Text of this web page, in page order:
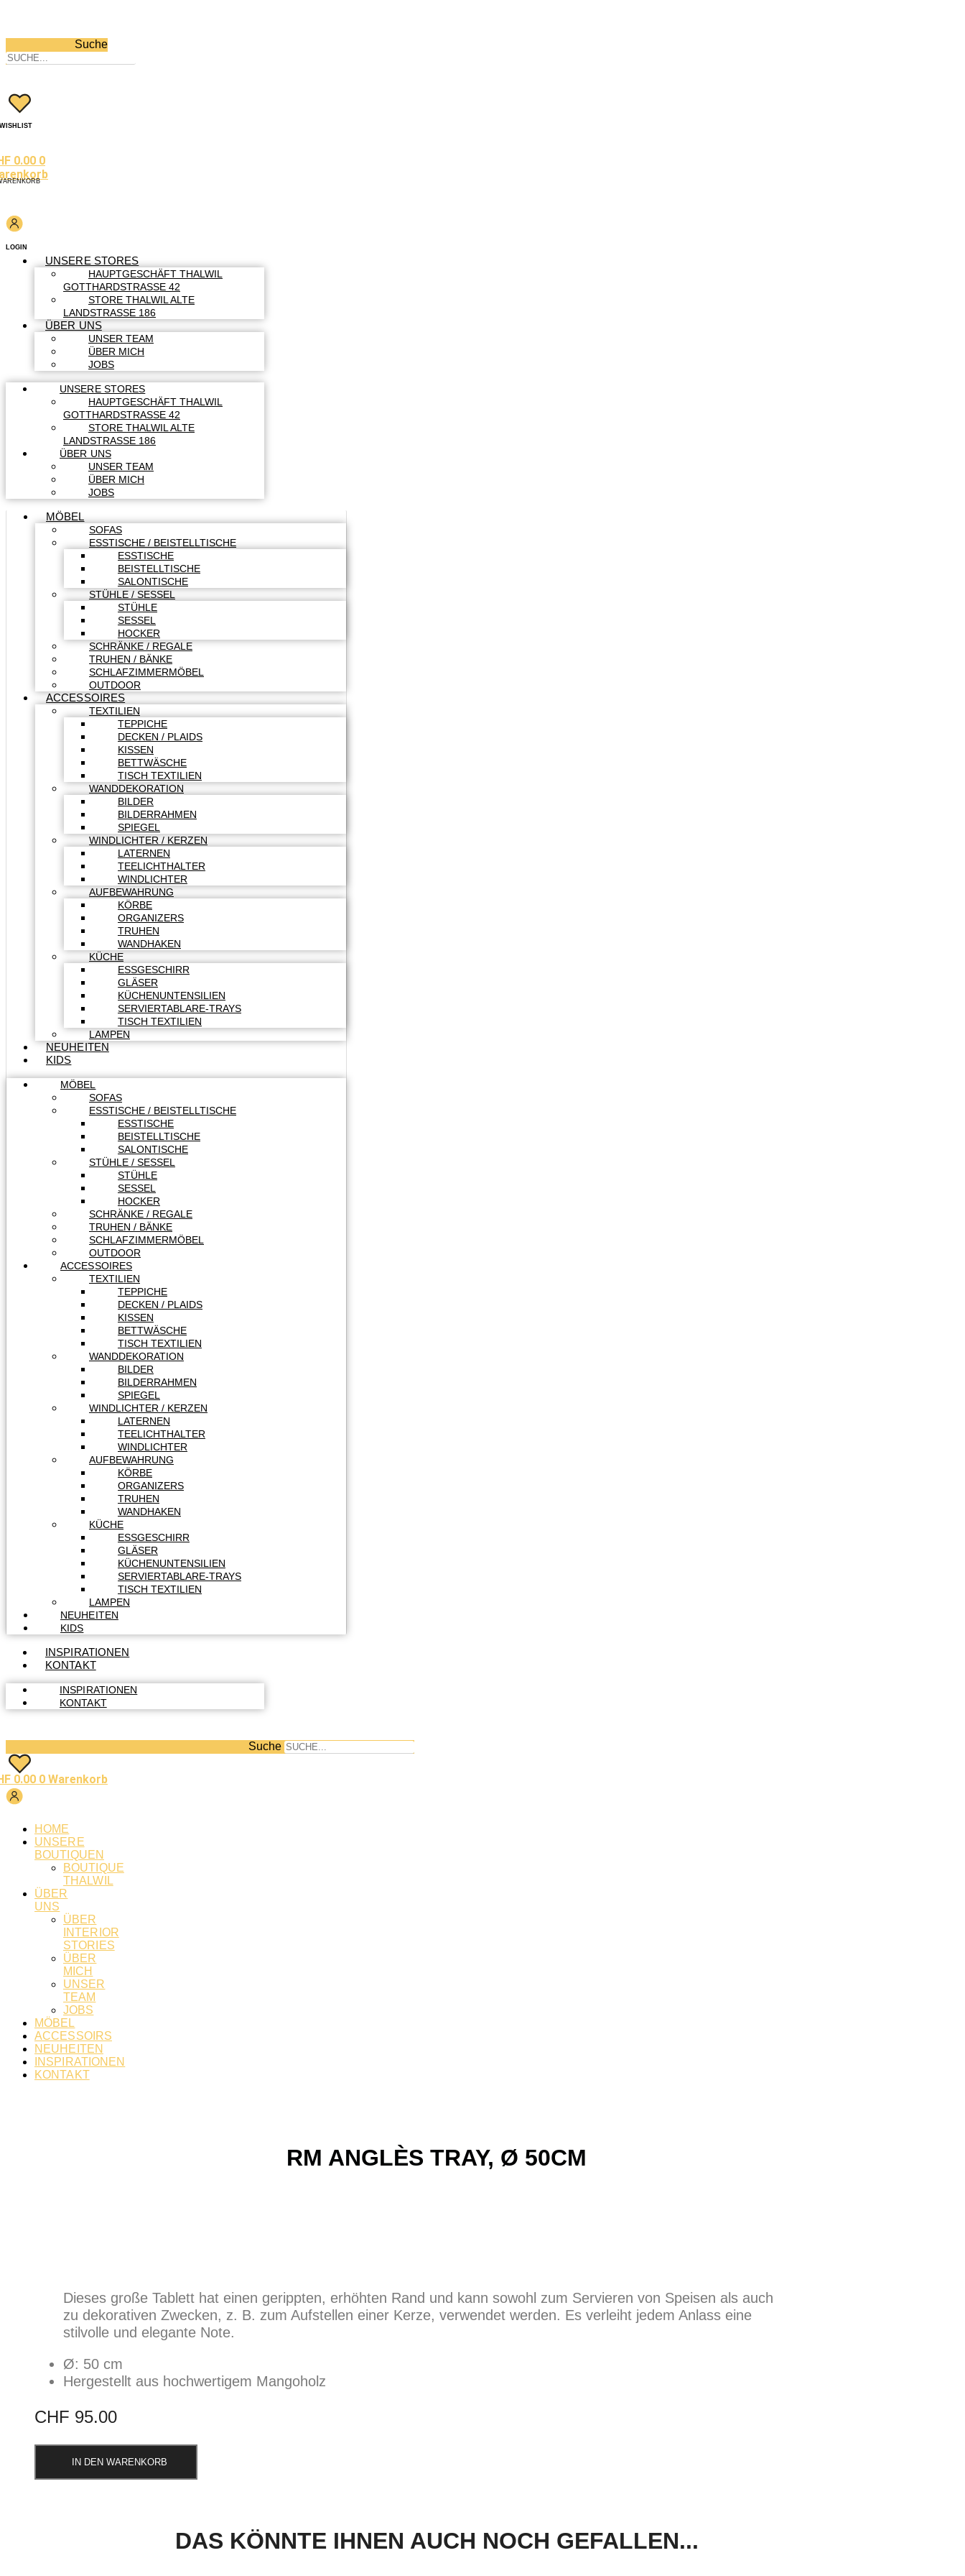
Suche
WISHLIST
0.00 0
LOGIN
UNSERE STORES
HAUPTGESCHÄFT THALWIL
GOTTHARDSTRASSE 42
STORE THALWIL ALTE
LANDSTRASSE 186
ÜBER UNS
UNSER TEAM
ÜBER MICH
JOBS
UNSERE STORES
HAUPTGESCHÄFT THALWIL
GOTTHARDSTRASSE 42
STORE THALWIL ALTE
LANDSTRASSE 186
ÜBER UNS
UNSER TEAM
ÜBER MICH
JOBS
MÖBEL
SOFAS
ESSTISCHE / BEISTELLTISCHE
ESSTISCHE
BEISTELLTISCHE
SALONTISCHE
STÜHLE / SESSEL
STÜHLE
SESSEL
HOCKER
SCHRÄNKE / REGALE
TRUHEN / BÄNKE
SCHLAFZIMMERMÖBEL
OUTDOOR
ACCESSOIRES
TEXTILIEN
TEPPICHE
DECKEN / PLAIDS
KISSEN
BETTWÄSCHE
TISCH TEXTILIEN
WANDDEKORATION
BILDER
BILDERRAHMEN
SPIEGEL
WINDLICHTER / KERZEN
LATERNEN
TEELICHTHALTER
WINDLICHTER
AUFBEWAHRUNG
KÖRBE
ORGANIZERS
TRUHEN
WANDHAKEN
KÜCHE
ESSGESCHIRR
GLÄSER
KÜCHENUNTENSILIEN
SERVIERTABLARE-TRAYS
TISCH TEXTILIEN
LAMPEN
NEUHEITEN
KIDS
MÖBEL
SOFAS
ESSTISCHE / BEISTELLTISCHE
ESSTISCHE
BEISTELLTISCHE
SALONTISCHE
STÜHLE / SESSEL
STÜHLE
SESSEL
HOCKER
SCHRÄNKE / REGALE
TRUHEN / BÄNKE
SCHLAFZIMMERMÖBEL
OUTDOOR
ACCESSOIRES
TEXTILIEN
TEPPICHE
DECKEN / PLAIDS
KISSEN
BETTWÄSCHE
TISCH TEXTILIEN
WANDDEKORATION
BILDER
BILDERRAHMEN
SPIEGEL
WINDLICHTER / KERZEN
LATERNEN
TEELICHTHALTER
WINDLICHTER
AUFBEWAHRUNG
KÖRBE
ORGANIZERS
TRUHEN
WANDHAKEN
KÜCHE
ESSGESCHIRR
GLÄSER
KÜCHENUNTENSILIEN
SERVIERTABLARE-TRAYS
TISCH TEXTILIEN
LAMPEN
NEUHEITEN
KIDS
INSPIRATIONEN
KONTAKT
INSPIRATIONEN
KONTAKT
Suche
0.00 0 Warenkorb
HOME
UNSERE
BOUTIQUEN
BOUTIQUE
THALWIL
ÜBER
UNS
ÜBER
INTERIOR
STORIES
ÜBER
MICH
UNSER
TEAM
JOBS
MÖBEL
ACCESSOIRS
NEUHEITEN
INSPIRATIONEN
KONTAKT
RM ANGLÈS TRAY, Ø 50CM
Dieses große Tablett hat einen gerippten, erhöhten Rand und kann sowohl zum Servieren von Speisen als auch
zu dekorativen Zwecken, z. B. zum Aufstellen einer Kerze, verwendet werden. Es verleiht jedem Anlass eine
stilvolle und elegante Note.
Ø: 50 cm
Hergestellt aus hochwertigem Mangoholz
CHF 95.00
IN DEN WARENKORB
DAS KÖNNTE IHNEN AUCH NOCH GEFALLEN...